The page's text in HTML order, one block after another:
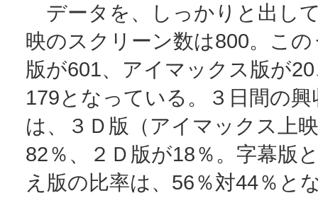
データを、しっかりと出し
映のスクリーン数は800。こ
版が601、アイマックス版が
179となっている。３日間の
は、３Ｄ版（アイマックス上
82％、２Ｄ版が18％。字幕版
え版の比率は、56％対44％と